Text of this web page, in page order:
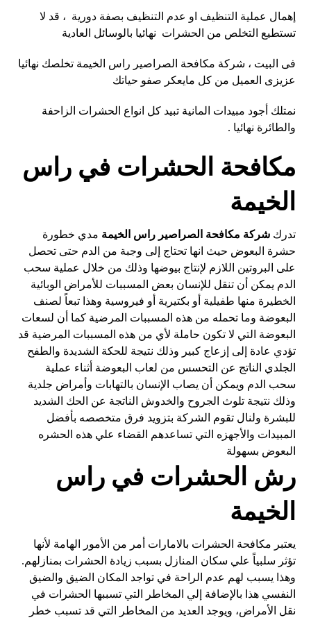
إهمال عملية التنظيف او عدم التنظيف بصفة دورية ، قد لا
تستطيع التخلص من الحشرات نهائيا بالوسائل العادية
فى البيت ، شركة مكافحة الصراصير راس الخيمة تخلصك نهائيا
عزيزى العميل من كل مايعكر صفو حياتك
نمتلك أجود مبيدات المانية تبيد كل انواع الحشرات الزاحفة
والطائرة نهائيا .
مكافحة الحشرات في راس
الخيمة
تدرك شركة مكافحة الصراصير راس الخيمة مدي خطورة
حشرة البعوض حيث انها تحتاج إلى وجبة من الدم حتى تحصل
على البروتين اللازم لإنتاج بيوضها وذلك من خلال عملية سحب
الدم يمكن أن تنقل للإنسان بعض المسببات للأمراض الوبائية
الخطيرة منها طفيلية أو بكتيرية أو فيروسية وهذا تبعاً لصنف
البعوضة وما تحمله من هذه المسببات المرضية كما أن لسعات
البعوضة التي لا تكون حاملة لأي من هذه المسببات المرضية قد
تؤدي عادة إلى إزعاج كبير وذلك نتيجة للحكة الشديدة والطفح
الجلدي الناتج عن التحسس من لعاب البعوضة أثناء عملية
سحب الدم ويمكن أن يصاب الإنسان بالتهابات وأمراض جلدية
وذلك نتيجة تلوث الجروح والخدوش الناتجة عن الحك الشديد
للبشرة ولنال تقوم الشركة بتزويد فرق متخصصه بأفضل
المبيدات والأجهزه التي تساعدهم القضاء علي هذه الحشره
البعوض بسهولة
رش الحشرات في راس
الخيمة
يعتبر مكافحة الحشرات بالامارات أمر من الأمور الهامة لأنها
تؤثر سلبياً علي سكان المنازل بسبب زيادة الحشرات بمنازلهم.
وهذا يسبب لهم عدم الراحة في تواجد المكان الضيق والضيق
النفسي هذا بالإضافة إلي المخاطر التي تسببها الحشرات في
نقل الأمراض، ويوجد العديد من المخاطر التي قد تسبب خطر